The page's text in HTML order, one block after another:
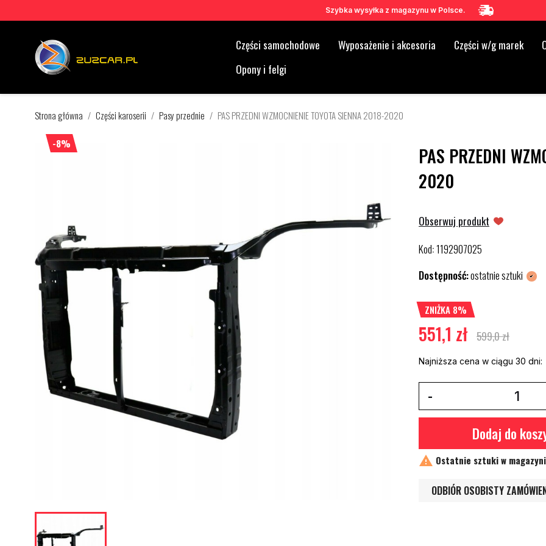
Szybka wysyłka z magazynu w Polsce.
Części samochodowe Wyposażenie i akcesoria Części w/g marek
Opony i felgi
Strona główna Części karoserii Pasy przednie PAS PRZEDNI WZMOCNIENIE TOYOTA SIENNA 2018-2020
-8%
PAS PRZEDNI
2020
Obserwuj produkt
Kod:1192907025
Dostępność:ostatnie sztuki
ZNIŻKA 8%
551,1 zł 599,0 zł
Najniższa cena w ciągu 30 dni:
Dodaj do
 Ostatnie sztuki w
ODBIÓR OSOBISTY